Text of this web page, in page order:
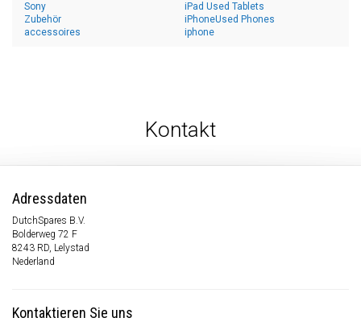
Sony
Zubehör
accessoires
iPad Used Tablets
iPhoneUsed Phones
iphone
Kontakt
Adressdaten
DutchSpares B.V.
Bolderweg 72 F
8243 RD, Lelystad
Nederland
Kontaktieren Sie uns